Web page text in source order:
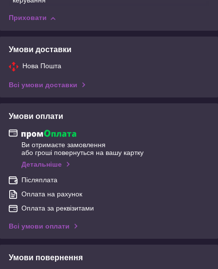
Приховати
Умови доставки
Нова Пошта
Всі умови доставки
Умови оплати
Ви отримаєте замовлення
або гроші повернуться на вашу картку
Детальніше
Післяплата
Оплата на рахунок
Оплата за реквізитами
Всі умови оплати
Умови повернення